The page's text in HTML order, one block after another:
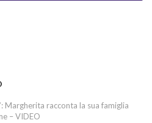
Margherita racconta la sua famiglia
– VIDEO